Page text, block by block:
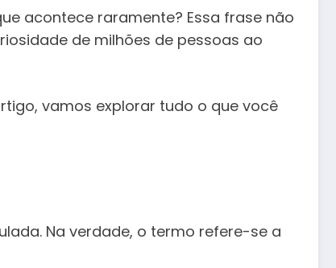
acontece raramente? Essa frase não
de milhões de pessoas ao
vamos explorar tudo o que você
Na verdade, o termo refere-se a